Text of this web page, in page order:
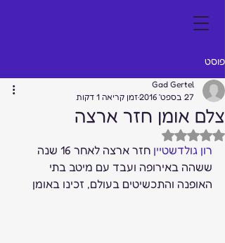
פוסט
צלם אומן חזר ארצה
Gad Gertel
27 בספט׳ 2016
זמן קריאה 1 דקות
דירוג של NaN מתוך 5 כוכבים
רון גולדשטיין
חזר ארצה לאחר 16 שנה
ששהה באירופה ועבד עם מיטב בתי
האופנה והתכשיטים בעולם, זכינו באומן